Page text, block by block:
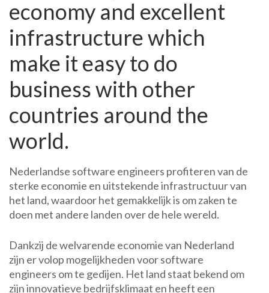
economy and excellent
infrastructure which
make it easy to do
business with other
countries around the
world.
Nederlandse software engineers profiteren van de
sterke economie en uitstekende infrastructuur van
het land, waardoor het gemakkelijk is om zaken te
doen met andere landen over de hele wereld.
Dankzij de welvarende economie van Nederland
zijn er volop mogelijkheden voor software
engineers om te gedijen. Het land staat bekend om
zijn innovatieve bedrijfsklimaat en heeft een